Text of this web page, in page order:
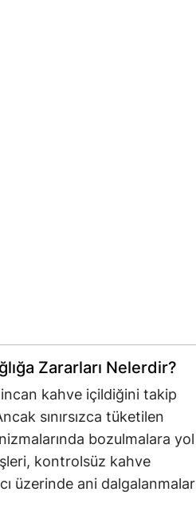
Zararları Nelerdir?
kahve içildiğini takip
sınırsızca tüketilen
bozulmalara yol
kontrolsüz kahve
üzerinde ani dalgalanmalar